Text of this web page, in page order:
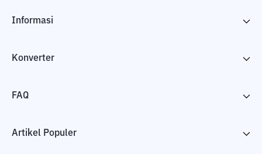
Informasi
Konverter
FAQ
Artikel Populer